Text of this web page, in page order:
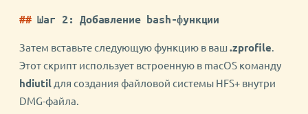
Шаг 2: Добавление bash-функции
Затем вставьте следующую функцию в ваш.zprofile.
Этот скрипт использует встроенную в macOS команду
hdiutil для создания файловой системы HFS+ внутри
DMG-файла.